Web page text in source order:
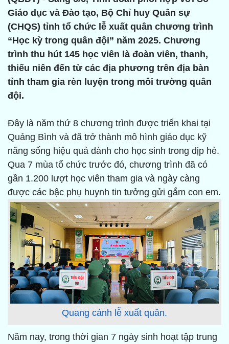
Giáo dục và Đào tạo, Bộ Chỉ huy Quân sự
(CHQS) tỉnh tổ chức lễ xuất quân chương trình
“Học kỳ trong quân đội” năm 2025. Chương
trình thu hút 145 học viên là đoàn viên, thanh,
thiếu niên đến từ các địa phương trên địa bàn
tỉnh tham gia rèn luyện trong môi trường quân
đội.
Đây là năm thứ 8 chương trình được triển khai tại
Quảng Bình và đã trở thành mô hình giáo dục kỹ
năng sống hiệu quả dành cho học sinh trong dịp hè.
Qua 7 mùa tổ chức trước đó, chương trình đã có
gần 1.200 lượt học viên tham gia và ngày càng
được các bậc phụ huynh tin tưởng gửi gắm con em.
Quang cảnh lễ xuất quân.
Năm nay, trong thời gian 7 ngày sinh hoạt tập trung